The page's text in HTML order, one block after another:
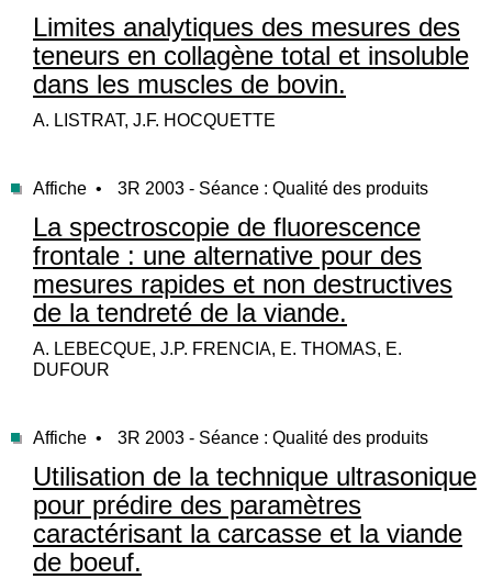
Limites analytiques des mesures des
teneurs en collagène total et insoluble
dans les muscles de bovin.
A. LISTRAT, J.F. HOCQUETTE
Affiche • 3R 2003 - Séance : Qualité des produits
La spectroscopie de fluorescence
frontale : une alternative pour des
mesures rapides et non destructives
de la tendreté de la viande.
A. LEBECQUE, J.P. FRENCIA, E. THOMAS, E.
DUFOUR
Affiche • 3R 2003 - Séance : Qualité des produits
Utilisation de la technique ultrasonique
pour prédire des paramètres
caractérisant la carcasse et la viande
de boeuf.